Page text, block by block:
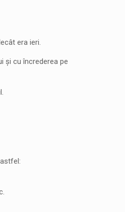
era ieri.
și cu încrederea pe